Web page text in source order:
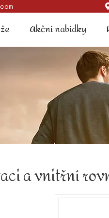
Akční nabídky
a vnitřní
Akční nabídky